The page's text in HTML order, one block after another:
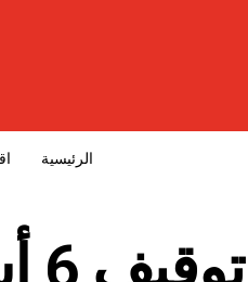
الرئيسية